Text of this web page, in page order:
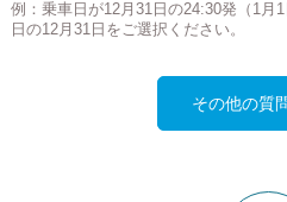
例：乗車日が12月31日の24:30発（1月
日の12月31日をご選択ください。
その他の質